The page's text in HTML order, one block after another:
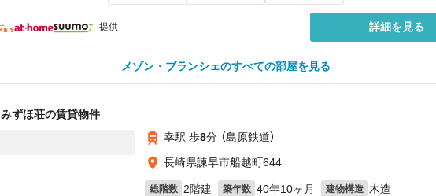
提供 詳細を見る
メゾン・ブランシェのすべての部屋を見る
みずほ荘の賃貸物件
幸駅 歩8分 （島原鉄道）
長崎県諫早市船越町644
総階数 2階建 築年数 40年10ヶ月 建物構造 木造